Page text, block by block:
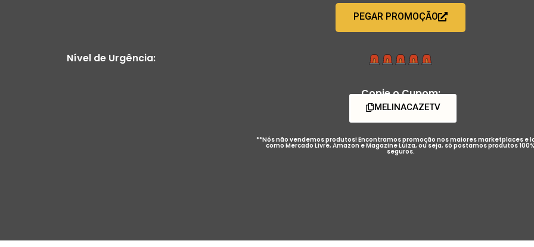
PEGAR PROMOÇÃO
Nível de Urgência:
Copie o Cupom:
MELINACAZETV
**Nós não vendemos produtos! Encontramos promoção nos maiores marketplaces e
como Mercado Livre, Amazon e Magazine Luiza, ou seja, só postamos produtos 100%
seguros.